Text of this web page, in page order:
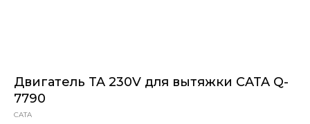
Двигатель TA 230V для вытяжки CATA Q-
7790
CATA